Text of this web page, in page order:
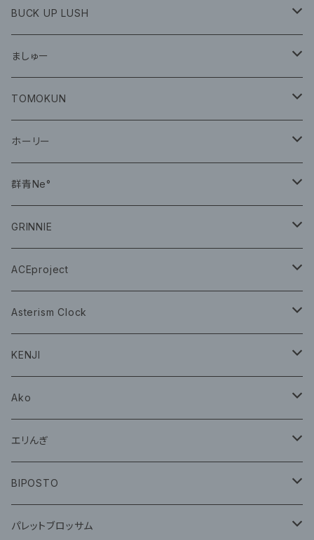
CD
BUCK UP LUSH
グッズ
CD
ましゅー
グッズ
TOMOKUN
CD
ホーリー
CD
群青Ne°
CD
グッズ
GRINNIE
グッズ
ACEproject
グッズ
CD
Asterism Clock
グッズ
KENJI
グッズ
Ako
グッズ
CD
エリんぎ
グッズ
BIPOSTO
グッズ
パレットブロッサム